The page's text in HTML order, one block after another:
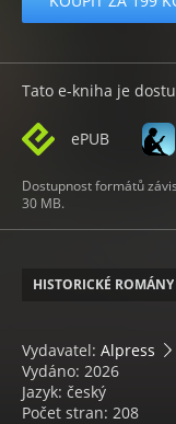
Tato e-kniha je
ePUB
Dostupnost formátů
30 MB.
HISTORICKÉ ROMÁNY
Vydavatel: Alpress
Vydáno: 2026
Jazyk: český
Počet stran: 208